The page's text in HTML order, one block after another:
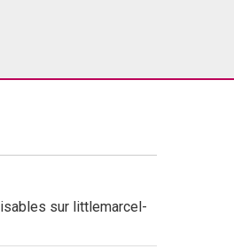
sur littlemarcel-